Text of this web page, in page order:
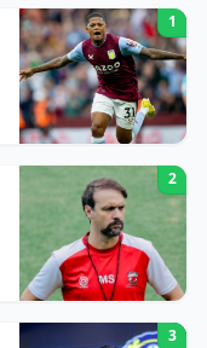
1
2
3